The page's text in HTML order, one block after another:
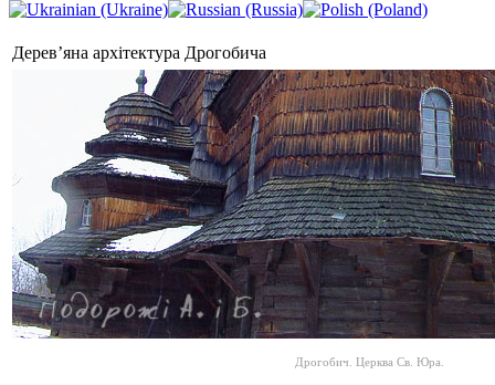
Дерев’яна архітектура Дрогобича
Дрогобич. Церква Св. Юра.